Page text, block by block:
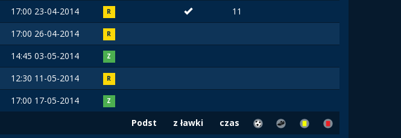
17:00 23-04-2014 R
11
17:00 26-04-2014 R
14:45 03-05-2014 Z
12:30 11-05-2014 R
17:00 17-05-2014 Z
Podst z ławki
czas